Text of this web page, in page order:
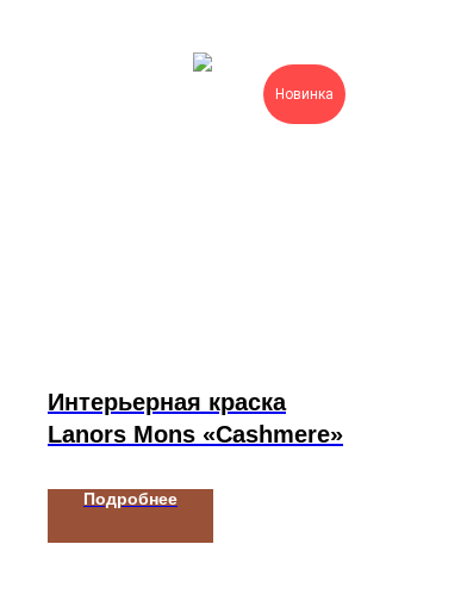
Новинка
Интерьерная краска
Lanors Mons «Cashmere»
Подробнее